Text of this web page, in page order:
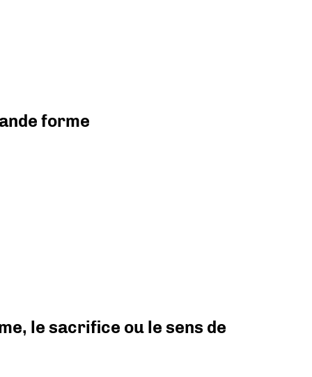
forme
le sacrifice ou le sens de